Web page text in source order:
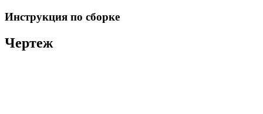
Инструкция по сборке
Чертеж